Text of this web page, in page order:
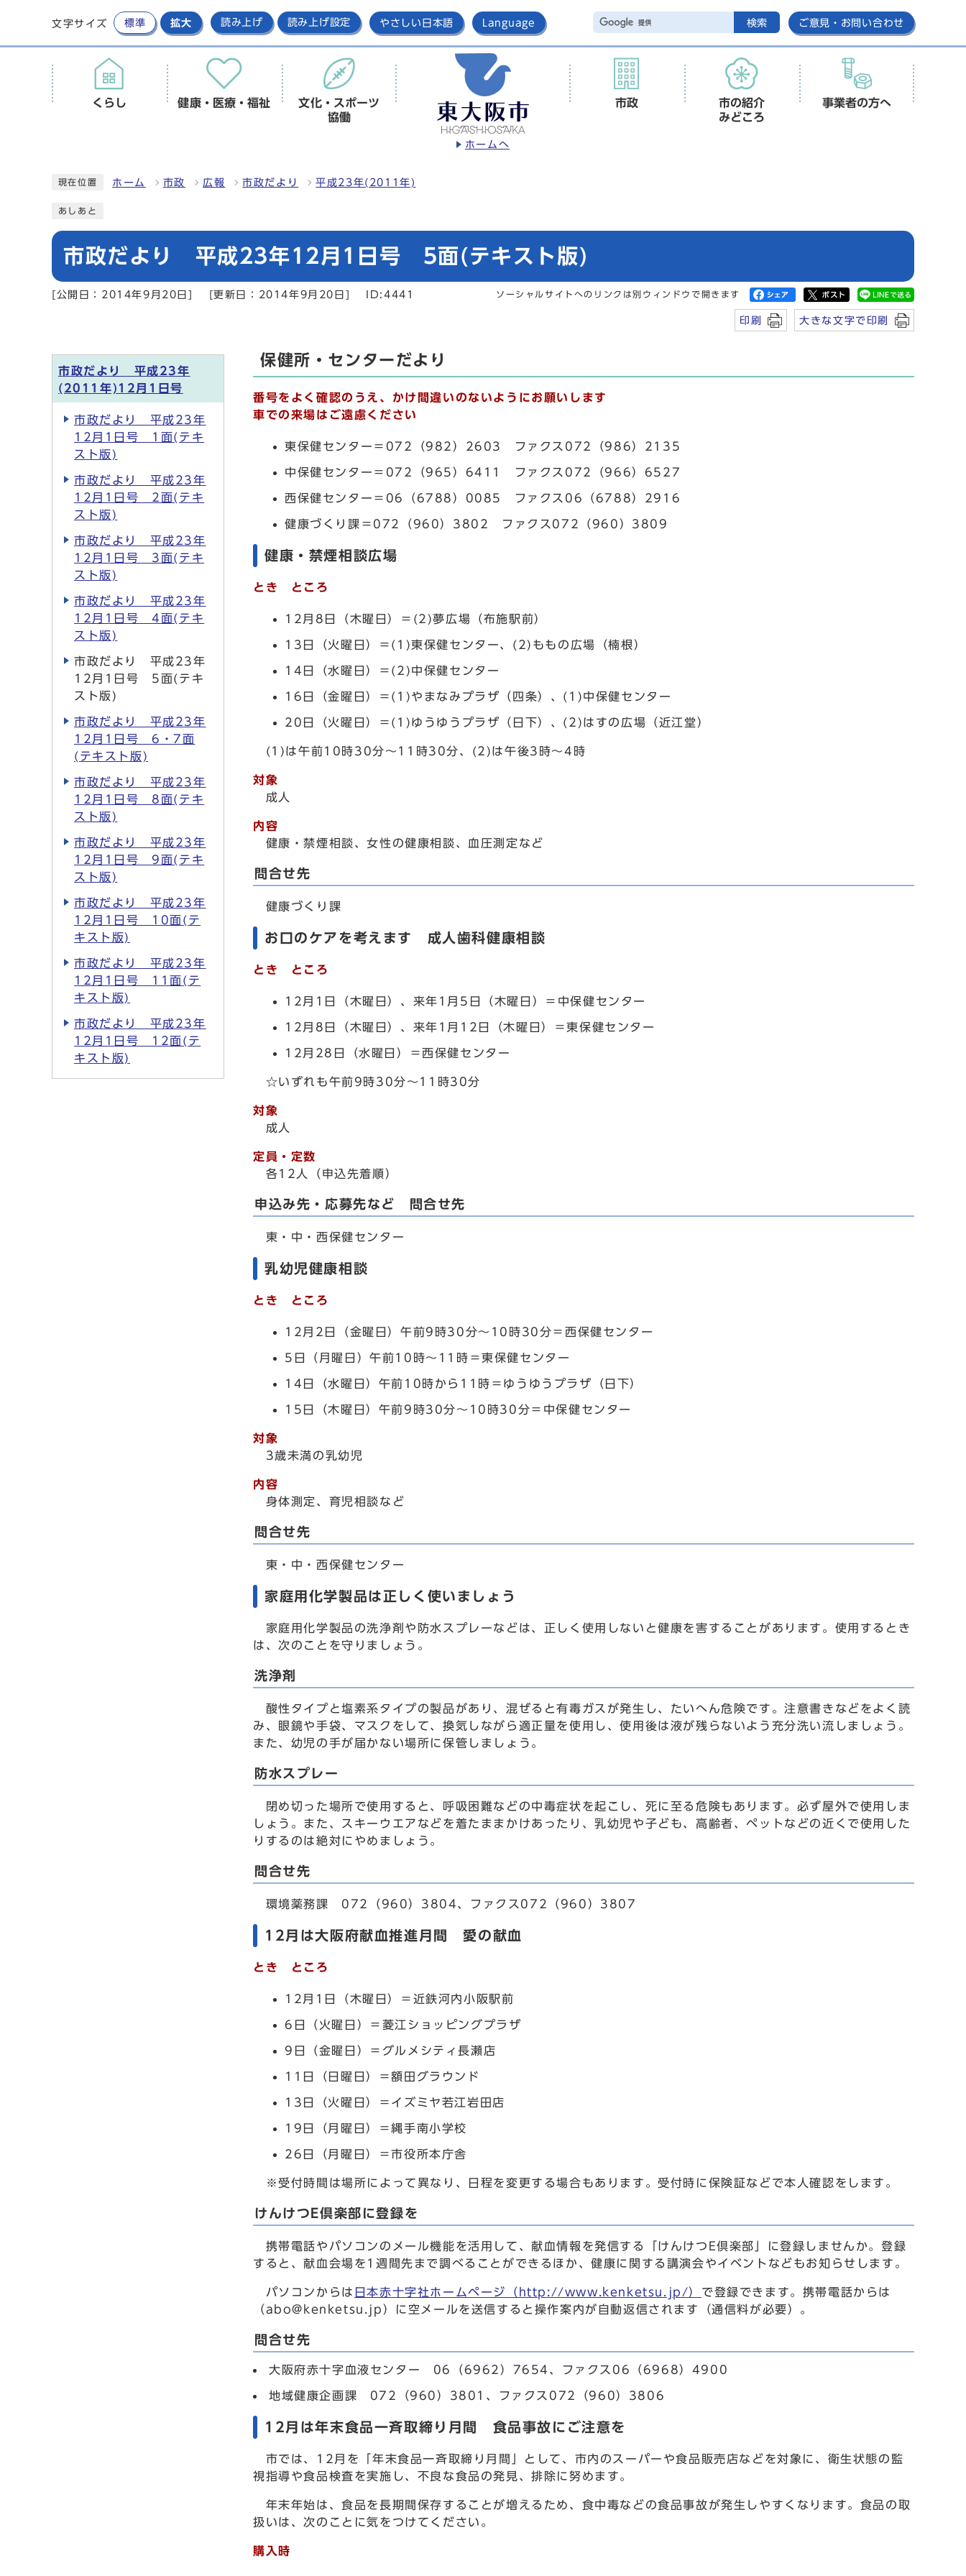
文字サイズ 標準 拡大 読み上げ 読み上げ設定 やさしい日本語 Language 検索 ご意見・お問い合わせ
ホームへ
くらし 健康・医療・福祉
文化・スポーツ
協働
市政
市の紹介
みどころ
事業者の方へ
現在位置 ホーム 市政 広報 市政だより 平成23年(2011年)
あしあと
市政だより 平成23年12月1日号 5面(テキスト版)
[公開日：2014年9月20日] [更新日：2014年9月20日] ID:4441 ソーシャルサイトへのリンクは別ウィンドウで開きます
印刷 大きな文字で印刷
保健所・センターだより
番号をよく確認のうえ、かけ間違いのないようにお願いします
車での来場はご遠慮ください
東保健センター＝072（982）2603 ファクス072（986）2135
中保健センター＝072（965）6411 ファクス072（966）6527
西保健センター＝06（6788）0085 ファクス06（6788）2916
健康づくり課＝072（960）3802 ファクス072（960）3809
健康・禁煙相談広場
とき ところ
12月8日（木曜日）＝(2)夢広場（布施駅前）
13日（火曜日）＝(1)東保健センター、(2)ももの広場（楠根）
14日（水曜日）＝(2)中保健センター
16日（金曜日）＝(1)やまなみプラザ（四条）、(1)中保健センター
20日（火曜日）＝(1)ゆうゆうプラザ（日下）、(2)はすの広場（近江堂）
(1)は午前10時30分～11時30分、(2)は午後3時～4時
対象
成人
内容
健康・禁煙相談、女性の健康相談、血圧測定など
問合せ先
健康づくり課
お口のケアを考えます 成人歯科健康相談
とき ところ
12月1日（木曜日）、来年1月5日（木曜日）＝中保健センター
12月8日（木曜日）、来年1月12日（木曜日）＝東保健センター
12月28日（水曜日）＝西保健センター
☆いずれも午前9時30分～11時30分
対象
成人
定員・定数
各12人（申込先着順）
申込み先・応募先など 問合せ先
東・中・西保健センター
乳幼児健康相談
とき ところ
12月2日（金曜日）午前9時30分～10時30分＝西保健センター
5日（月曜日）午前10時～11時＝東保健センター
14日（水曜日）午前10時から11時＝ゆうゆうプラザ（日下）
15日（木曜日）午前9時30分～10時30分＝中保健センター
対象
3歳未満の乳幼児
内容
身体測定、育児相談など
問合せ先
東・中・西保健センター
家庭用化学製品は正しく使いましょう
家庭用化学製品の洗浄剤や防水スプレーなどは、正しく使用しないと健康を害することがあります。使用するとき
は、次のことを守りましょう。
洗浄剤
酸性タイプと塩素系タイプの製品があり、混ぜると有毒ガスが発生し、たいへん危険です。注意書きなどをよく読
み、眼鏡や手袋、マスクをして、換気しながら適正量を使用し、使用後は液が残らないよう充分洗い流しましょう。
また、幼児の手が届かない場所に保管しましょう。
防水スプレー
閉め切った場所で使用すると、呼吸困難などの中毒症状を起こし、死に至る危険もあります。必ず屋外で使用しま
しょう。また、スキーウエアなどを着たままかけあったり、乳幼児や子ども、高齢者、ペットなどの近くで使用した
りするのは絶対にやめましょう。
問合せ先
環境薬務課 072（960）3804、ファクス072（960）3807
12月は大阪府献血推進月間 愛の献血
とき ところ
12月1日（木曜日）＝近鉄河内小阪駅前
6日（火曜日）＝菱江ショッピングプラザ
9日（金曜日）＝グルメシティ長瀬店
11日（日曜日）＝額田グラウンド
13日（火曜日）＝イズミヤ若江岩田店
19日（月曜日）＝縄手南小学校
26日（月曜日）＝市役所本庁舎
※受付時間は場所によって異なり、日程を変更する場合もあります。受付時に保険証などで本人確認をします。
けんけつE倶楽部に登録を
携帯電話やパソコンのメール機能を活用して、献血情報を発信する「けんけつE倶楽部」に登録しませんか。登録
すると、献血会場を1週間先まで調べることができるほか、健康に関する講演会やイベントなどもお知らせします。
パソコンからは 日本赤十字社ホームページ（http://www.kenketsu.jp/） で登録できます。携帯電話からは
（abo@kenketsu.jp）に空メールを送信すると操作案内が自動返信されます（通信料が必要）。
問合せ先
大阪府赤十字血液センター 06（6962）7654、ファクス06（6968）4900
地域健康企画課 072（960）3801、ファクス072（960）3806
12月は年末食品一斉取締り月間 食品事故にご注意を
市では、12月を「年末食品一斉取締り月間」として、市内のスーパーや食品販売店などを対象に、衛生状態の監
視指導や食品検査を実施し、不良な食品の発見、排除に努めます。
年末年始は、食品を長期間保存することが増えるため、食中毒などの食品事故が発生しやすくなります。食品の取
扱いは、次のことに気をつけてください。
購入時
市政だより 平成23年
(2011年)12月1日号
市政だより 平成23年
12月1日号 1面(テキ
スト版)
市政だより 平成23年
12月1日号 2面(テキ
スト版)
市政だより 平成23年
12月1日号 3面(テキ
スト版)
市政だより 平成23年
12月1日号 4面(テキ
スト版)
市政だより 平成23年
12月1日号 5面(テキ
スト版)
市政だより 平成23年
12月1日号 6・7面
(テキスト版)
市政だより 平成23年
12月1日号 8面(テキ
スト版)
市政だより 平成23年
12月1日号 9面(テキ
スト版)
市政だより 平成23年
12月1日号 10面(テ
キスト版)
市政だより 平成23年
12月1日号 11面(テ
キスト版)
市政だより 平成23年
12月1日号 12面(テ
キスト版)